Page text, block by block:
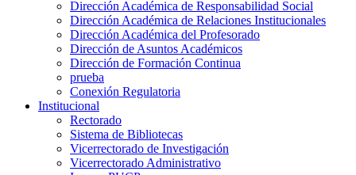
Dirección Académica de Responsabilidad Social
Dirección Académica de Relaciones Institucionales
Dirección Académica del Profesorado
Dirección de Asuntos Académicos
Dirección de Formación Continua
prueba
Conexión Regulatoria
Institucional
Rectorado
Sistema de Bibliotecas
Vicerrectorado de Investigación
Vicerrectorado Administrativo